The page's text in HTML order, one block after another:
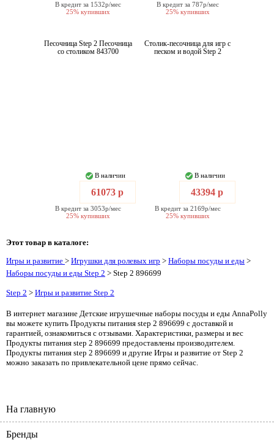
В кредит за 1532р/мес
25% купивших
В кредит за 787р/мес
25% купивших
Песочница Step 2 Песочница
со столиком 843700
В наличии
61073 р
В кредит за 3053р/мес
25% купивших
Столик-песочница для игр с
песком и водой Step 2
В наличии
43394 р
В кредит за 2169р/мес
25% купивших
Этот товар в каталоге:
Игры и развитие > Игрушки для ролевых игр > Наборы посуды и еды >
Наборы посуды и еды Step 2 > Step 2 896699
Step 2 > Игры и развитие Step 2
В интернет магазине Детские игрушечные наборы посуды и еды AnnaPolly
вы можете купить Продукты питания step 2 896699 с доставкой и
гарантией, ознакомиться с отзывами. Характеристики, размеры и вес
Продукты питания step 2 896699 предоставлены производителем.
Продукты питания step 2 896699 и другие Игры и развитие от Step 2
можно заказать по привлекательной цене прямо сейчас.
На главную
Бренды